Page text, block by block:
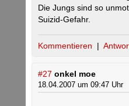
Die Jungs sind so
Suizid-Gefahr.
Kommentieren |
#27 onkel moe
18.04.2007 um 09:47 Uhr